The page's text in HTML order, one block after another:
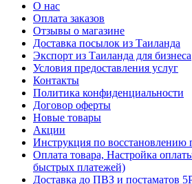
О нас
Оплата заказов
Отзывы о магазине
Доставка посылок из Таиланда
Экспорт из Таиланда для бизнеса
Условия предоставления услуг
Контакты
Политика конфиденциальности
Договор оферты
Новые товары
Акции
Инструкция по восстановлению
Оплата товара, Настройка
быстрых платежей)
Доставка до ПВЗ и постаматов